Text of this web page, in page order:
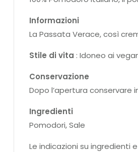
Informazioni
La Passata Verace, così
Stile di vita : Idoneo ai
Conservazione
Dopo l’apertura conservare
Ingredienti
Pomodori, Sale
Le indicazioni su